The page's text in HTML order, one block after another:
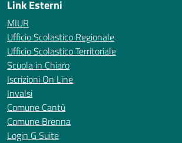
Link Esterni
MIUR
Ufficio Scolastico Regionale
Ufficio Scolastico Territoriale
Scuola in Chiaro
Iscrizioni On Line
Invalsi
Comune Cantù
Comune Brenna
Login G Suite